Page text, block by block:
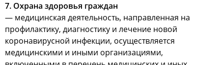
7. Охрана здоровья граждан
— медицинская деятельность, направленная на
профилактику, диагностику и лечение новой
коронавирусной инфекции, осуществляется
медицинскими и иными организациями,